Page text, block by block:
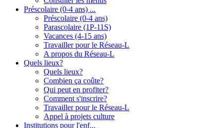
Préscolaire (0-4 ans) ...
Préscolaire (0-4 ans)
Parascolaire (1P-11S)
Vacances (4-15 ans)
Travailler pour le Réseau-L
A propos du Réseau-L
Quels lieux?
Quels lieux?
Combien ça coûte?
Qui peut en profiter?
Comment s'inscrire?
Travailler pour le Réseau-L
Appel à projets culture
Institutions pour l'enf...